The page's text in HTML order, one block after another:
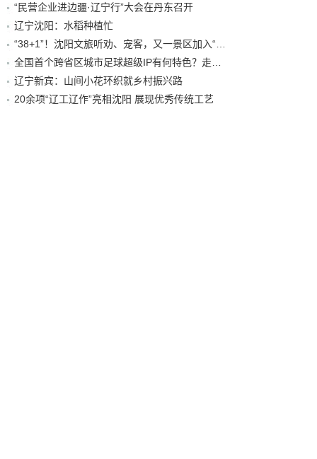
“民营企业进边疆·辽宁行”大会在丹东召开
辽宁沈阳：水稻种植忙
辽宁新宾：山间小花环织就乡村振兴路
20余项“辽工辽作”亮相沈阳 展现优秀传统工艺